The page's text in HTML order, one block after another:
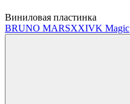
Виниловая пластинка
BRUNO MARSXXIVK Magic